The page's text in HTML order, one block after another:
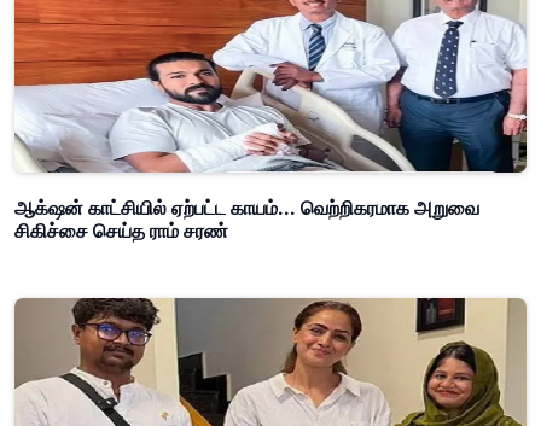
ஆக்‌ஷன் காட்சியில் ஏற்பட்ட காயம்... வெற்றிகரமாக அறுவை
சிகிச்சை செய்த ராம் சரண்